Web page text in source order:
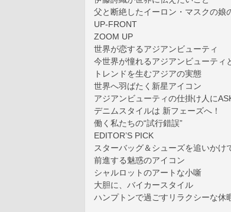
父と断絶したイーロン・マスクの娘
UP-FRONT
ZOOM UP
世界が恋するアジアンビューティ
今世界が憧れるアジアンビューティ
トレンドを生むアジアの実態
世界へ羽ばたく新星アイコン
アジアンビューティの仕掛け人に
デニムスタイルは 新フェーズへ！
働く私たちの“試行錯誤”
EDITOR’S PICK
スターバッグ＆シューズを追いかけ
前進する魅惑のアイコン
シャルロットのアートな小噺
大胆に、バイカースタイル
ハンプトンで過ごすリラクシーな休